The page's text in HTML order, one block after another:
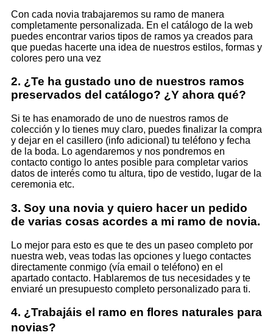
Con cada novia trabajaremos su ramo de manera
completamente personalizada. En el catálogo de la web
puedes encontrar varios tipos de ramos ya creados para
que puedas hacerte una idea de nuestros estilos, formas y
colores pero una vez
2. ¿Te ha gustado uno de nuestros ramos
preservados del catálogo? ¿Y ahora qué?
Si te has enamorado de uno de nuestros ramos de
colección y lo tienes muy claro, puedes finalizar la compra
y dejar en el casillero (info adicional) tu teléfono y fecha
de la boda. Lo agendaremos y nos pondremos en
contacto contigo lo antes posible para completar varios
datos de interés como tu altura, tipo de vestido, lugar de la
ceremonia etc.
3. Soy una novia y quiero hacer un pedido
de varias cosas acordes a mi ramo de novia.
Lo mejor para esto es que te des un paseo completo por
nuestra web, veas todas las opciones y luego contactes
directamente conmigo (vía email o teléfono) en el
apartado contacto. Hablaremos de tus necesidades y te
enviaré un presupuesto completo personalizado para ti.
4. ¿Trabajáis el ramo en flores naturales para
novias?